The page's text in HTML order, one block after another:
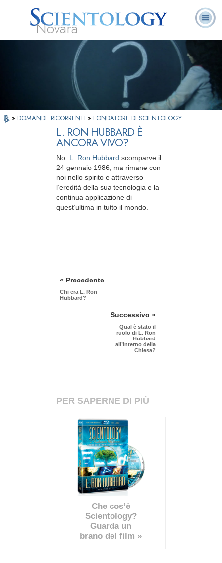
Novara
Che cos’è
Scientology?
Ministri
Volontari
Domande
ricorrenti
» DOMANDE RICORRENTI » FONDATORE DI SCIENTOLOGY
L. RON HUBBARD È
ANCORA VIVO?
No. L. Ron Hubbard scomparve il
24 gennaio 1986, ma rimane con
noi nello spirito e attraverso
l’eredità della sua tecnologia e la
continua applicazione di
quest’ultima in tutto il mondo.
« Precedente
Chi era L. Ron
Hubbard?
Successivo »
Qual è stato il
ruolo di L. Ron
Hubbard
all’interno della
Chiesa?
PER SAPERNE DI PIÙ
Che cos’è
Scientology?
Guarda un
brano del film »